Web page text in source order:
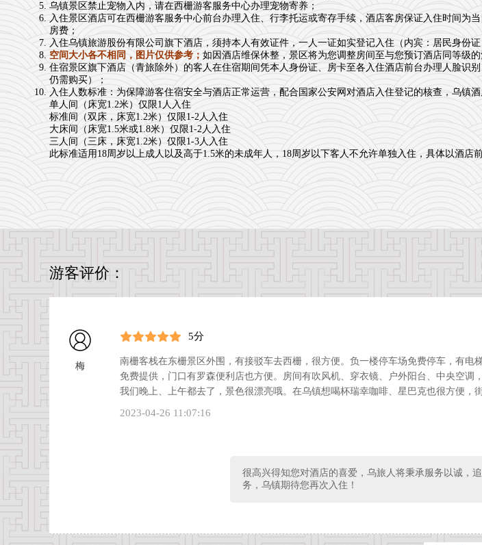
乌镇景区禁止宠物入内，请在西栅游客服务中心办理宠物寄养；
入住景区酒店可在西栅游客服务中心前台办理入住、行李托运或寄存手续，酒店客房保证入住时间为
房费；
入住乌镇旅游股份有限公司旗下酒店，须持本人有效证件，一人一证如实登记入住（内宾：居民身份
空间大小各不相同，图片仅供参考； 如因酒店维保休整，景区将为您调整房间至与您预订酒店同等级
住宿景区旗下酒店（青旅除外）的客人在住宿期间凭本人身份证、房卡至各入住酒店前台办理人脸
仍需购买）；
入住人数标准：为保障游客住宿安全与酒店正常运营，配合国家公安网对酒店入住登记的核查，乌镇
单人间（床宽1.2米）仅限1人入住
标准间（双床，床宽1.2米）仅限1-2人入住
大床间（床宽1.5米或1.8米）仅限1-2人入住
三人间（三床，床宽1.2米）仅限1-3人入住
此标准适用18周岁以上成人以及高于1.5米的未成年人，18周岁以下客人不允许单独入住，具体以酒店
游客评价：
梅
5分
南栅客栈在东栅景区外围，有接驳车去西栅，很方便。负一楼停车场免费停车，有
免费提供，门口有罗森便利店也方便。房间有吹风机、穿衣镜、户外阳台、中央空调
我们晚上、上午都去了，景色很漂亮哦。在乌镇想喝杯瑞幸咖啡、星巴克也很方便，街
2023-04-26 11:07:16
很高兴得知您对酒店的喜爱，乌旅人将秉承服务以诚，
务，乌镇期待您再次入住！